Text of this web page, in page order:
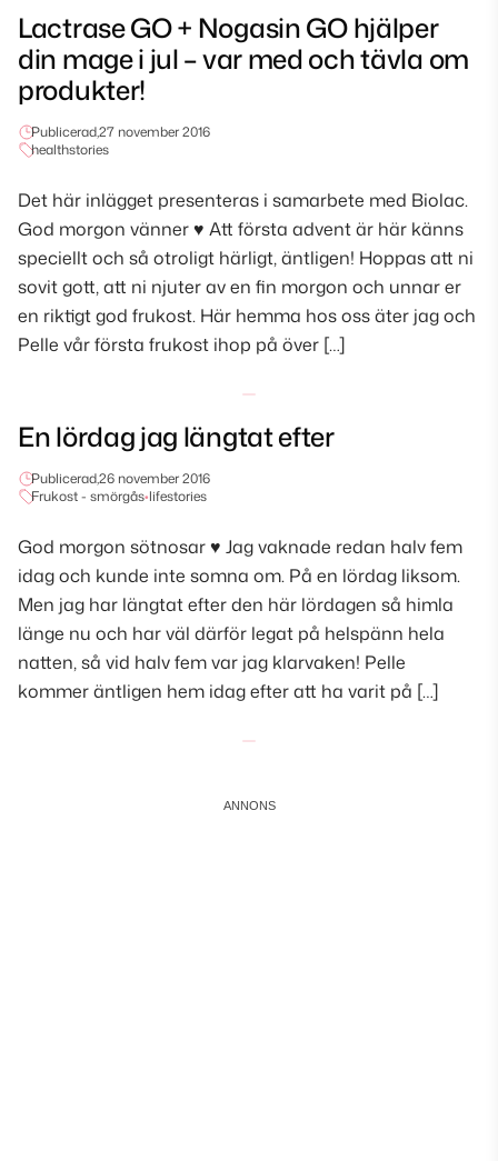
Lactrase GO + Nogasin GO hjälper
din mage i jul – var med och tävla om
produkter!
Publicerad,27 november 2016
healthstories
Det här inlägget presenteras i samarbete med Biolac.
God morgon vänner ♥ Att första advent är här känns
speciellt och så otroligt härligt, äntligen! Hoppas att ni
sovit gott, att ni njuter av en fin morgon och unnar er
en riktigt god frukost. Här hemma hos oss äter jag och
Pelle vår första frukost ihop på över […]
En lördag jag längtat efter
Publicerad,26 november 2016
Frukost - smörgås•lifestories
God morgon sötnosar ♥ Jag vaknade redan halv fem
idag och kunde inte somna om. På en lördag liksom.
Men jag har längtat efter den här lördagen så himla
länge nu och har väl därför legat på helspänn hela
natten, så vid halv fem var jag klarvaken! Pelle
kommer äntligen hem idag efter att ha varit på […]